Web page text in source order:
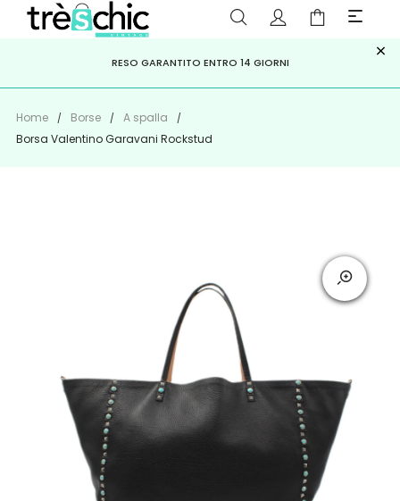
PAGA A RATE CONKLARNA,HEYLIGHT, APPAGO
ISCRIVITI ALLA NEWSLETTER PER NON PERDERE SCONTI E
OFFERTE IMPERDIBILI!
RESO GARANTITO ENTRO 14 GIORNI ×
Home Borse
A spalla
Borsa Valentino Garavani Rockstud